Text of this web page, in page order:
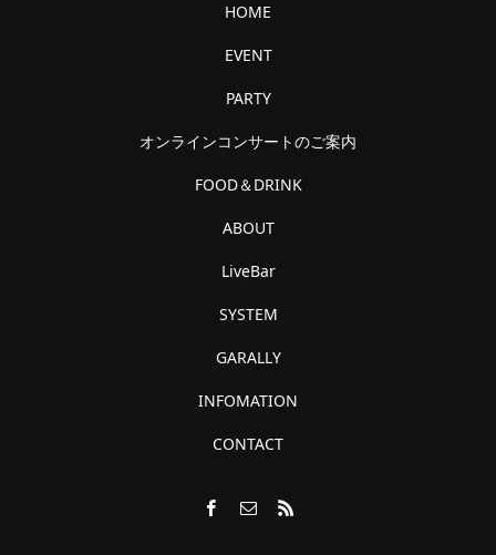
HOME
EVENT
PARTY
オンラインコンサートのご案内
FOOD＆DRINK
ABOUT
LiveBar
SYSTEM
GARALLY
INFOMATION
CONTACT